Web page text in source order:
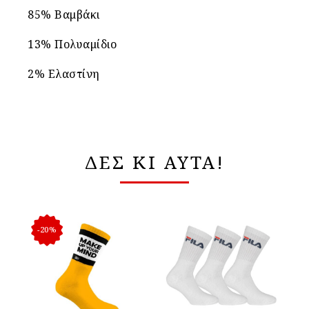
85% Βαμβάκι
13% Πολυαμίδιο
2% Ελαστίνη
ΔΕΣ ΚΙ ΑΥΤΑ!
-20%